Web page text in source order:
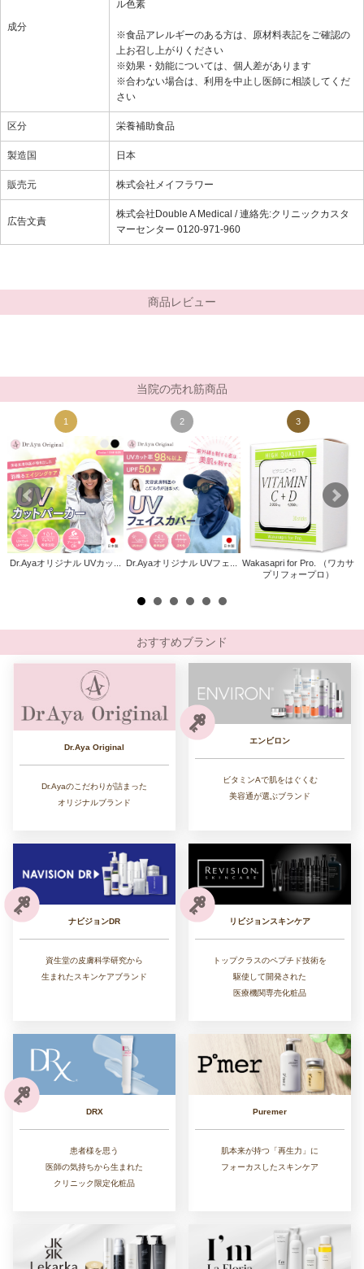
成分
ル色素
※食品アレルギーのある方は、原材料表記をご確認の
上お召し上がりください
※効果・効能については、個人差があります
※合わない場合は、利用を中止し医師に相談してくだ
さい
区分 栄養補助食品
製造国 日本
販売元 株式会社メイフラワー
広告文責
株式会社Double A Medical / 連絡先:クリニックカスタ
マーセンター 0120-971-960
商品レビュー
当院の売れ筋商品
1
Dr.Ayaオリジナル UVカッ...
2
Dr.Ayaオリジナル UVフェ...
3
Wakasapri for Pro. （ワカサ
プリフォープロ）
おすすめブランド
Dr.Aya Original
Dr.Ayaのこだわりが詰まった
オリジナルブランド
エンビロン
ビタミンAで肌をはぐくむ
美容通が選ぶブランド
ナビジョンDR
資生堂の皮膚科学研究から
生まれたスキンケアブランド
リビジョンスキンケア
トップクラスのペプチド技術を
駆使して開発された
医療機関専売化粧品
DRX
患者様を思う
医師の気持ちから生まれた
クリニック限定化粧品
Puremer
肌本来が持つ「再生力」に
フォーカスしたスキンケア